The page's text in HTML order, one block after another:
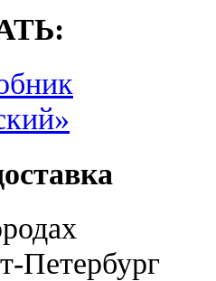
Петербург